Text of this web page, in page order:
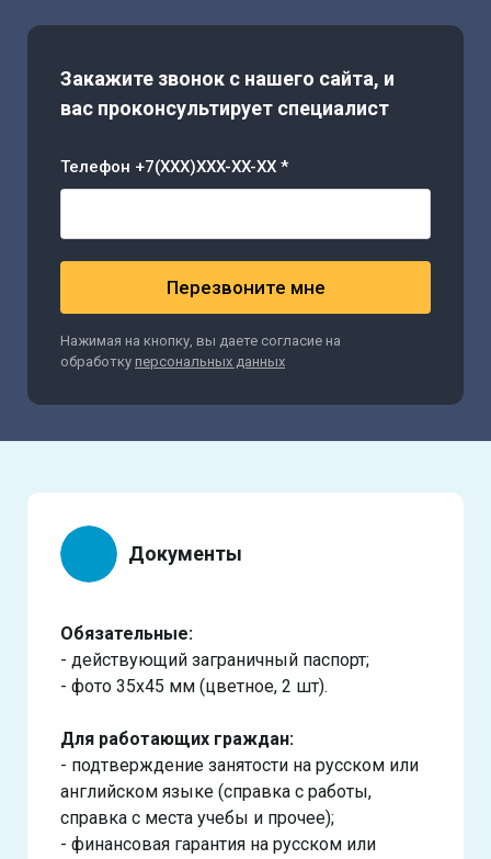
Закажите звонок с нашего сайта, и
вас проконсультирует специалист
Телефон +7(XXX)XXX-XX-XX *
Перезвоните мне
Нажимая на кнопку, вы даете согласие на
обработку персональных данных
Документы
Обязательные:
- действующий заграничный паспорт;
- фото 35х45 мм (цветное, 2 шт).
Для работающих граждан:
- подтверждение занятости на русском или
английском языке (справка с работы,
справка с места учебы и прочее);
- финансовая гарантия на русском или